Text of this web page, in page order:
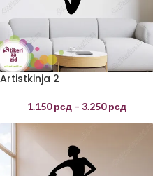
Artistkinja 2
1.150рсд – 3.250рсд